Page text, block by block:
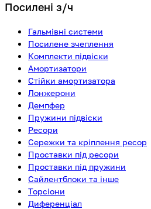
Посилені з/ч
Гальмівні системи
Посилене зчеплення
Комплекти підвіски
Амортизатори
Стійки амортизатора
Лонжерони
Демпфер
Пружини підвіски
Ресори
Сережки та кріплення ресор
Проставки під ресори
Проставки під пружини
Сайлентблоки та інше
Торсіони
Диференціал